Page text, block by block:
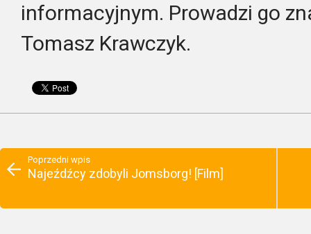
informacyjnym. Prowadzi go
Tomasz Krawczyk.
Poprzedni wpis
Najeźdźcy zdobyli Jomsborg! [Film]